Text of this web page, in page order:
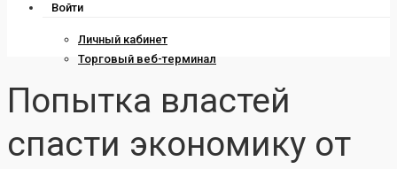
Войти
Личный кабинет
Торговый веб-терминал
Попытка властей
спасти экономику от